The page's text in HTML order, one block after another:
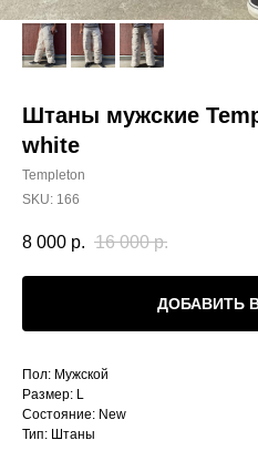
Штаны мужские
white
Templeton
SKU: 166
8 000 р. 16 000 р.
ДОБАВИТЬ
Пол: Мужской
Размер: L
Состояние: New
Тип: Штаны